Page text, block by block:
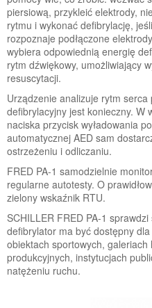
piersiową, przykleić elektrody,
rytmu i wykonać defibrylację,
rozpoznaje podłączone
wybiera odpowiednią energię
rytm dźwiękowy, umożliwiający
resuscytacji.
Urządzenie analizuje rytm
defibrylacyjny jest konieczny. W
naciska przycisk wyładowania
automatycznej AED sam
ostrzeżeniu i odliczaniu.
FRED PA-1 samodzielnie
regularne autotesty. O
zielony wskaźnik RTU.
SCHILLER FRED PA-1
defibrylator ma być dostępny
obiektach sportowych, galeriach
produkcyjnych, instytucjach
natężeniu ruchu.